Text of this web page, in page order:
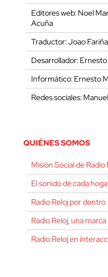
Editores web: Noel
Acuña
Traductor: Joao
Desarrollador:
Informático: Ernesto
Redes sociales:
QUIÉNES SOMOS
Misión Social de Radio
El sonido de cada
Radio Reloj por dentro
Radio Reloj, una
Radio Reloj en